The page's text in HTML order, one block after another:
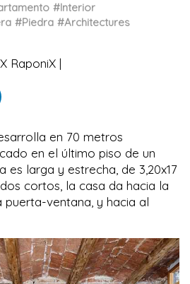
#Interior
#Piedra #Architectures
RaponiX
en 70 metros
en el último piso de un
es larga y estrecha, de 3,20x17
cortos, la casa da hacia la
puerta-ventana, y hacia al